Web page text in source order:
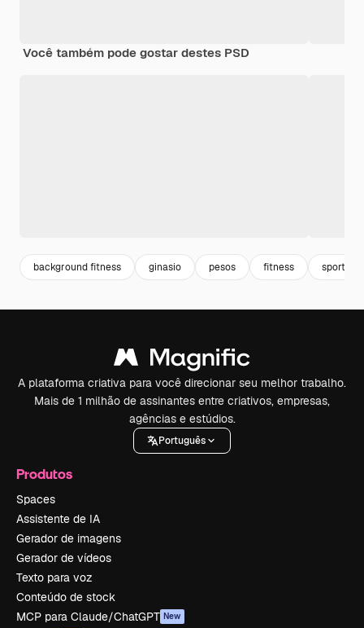
Você também pode gostar destes PSD
background fitness ginasio pesos fitness sports
A plataforma criativa para você direcionar seu melhor trabalho.
Mais de 1 milhão de assinantes entre criativos, empresas,
agências e estúdios.
Português
Produtos
Spaces
Assistente de IA
Gerador de imagens
Gerador de vídeos
Texto para voz
Conteúdo de stock
MCP para Claude/ChatGPT New